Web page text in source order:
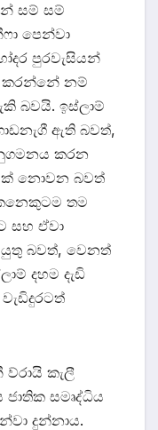
සම් සම්
පෙන්වා
පුරවැසියන්
කරන්නේ නම්
බවයි. ඉස්ලාම්
ඇති බවත්,
කරන
නොවන බවත්
තම
සහ ඒවා
බවත්, වෙනත්
දහම දැඩි
ව්රායි කැලී
ජාතික සමෘද්ධිය
දුන්නාය.